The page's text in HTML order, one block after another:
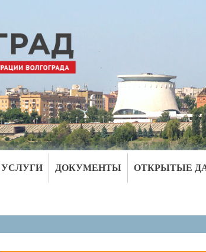
УСЛУГИ ДОКУМЕНТЫ ОТКРЫТЫЕ